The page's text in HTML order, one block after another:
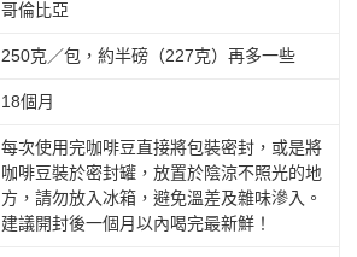
哥倫比亞
250克／包，約半磅（227克）再多一些
18個月
每次使用完咖啡豆直接將包裝密封，或是將
咖啡豆裝於密封罐，放置於陰涼不照光的地
方，請勿放入冰箱，避免溫差及雜味滲入。
建議開封後一個月以內喝完最新鮮！